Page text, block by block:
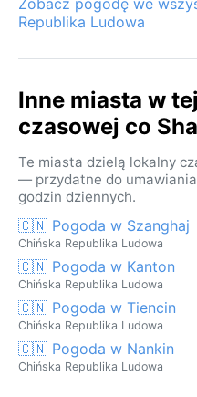
Republika Ludowa
Inne miasta w
czasowej co
Te miasta dzielą lokalny
— przydatne do
godzin dziennych.
🇨🇳 Pogoda w Szanghaj
Chińska Republika Ludowa
🇨🇳 Pogoda w Kanton
Chińska Republika Ludowa
🇨🇳 Pogoda w Tiencin
Chińska Republika Ludowa
🇨🇳 Pogoda w Nankin
Chińska Republika Ludowa